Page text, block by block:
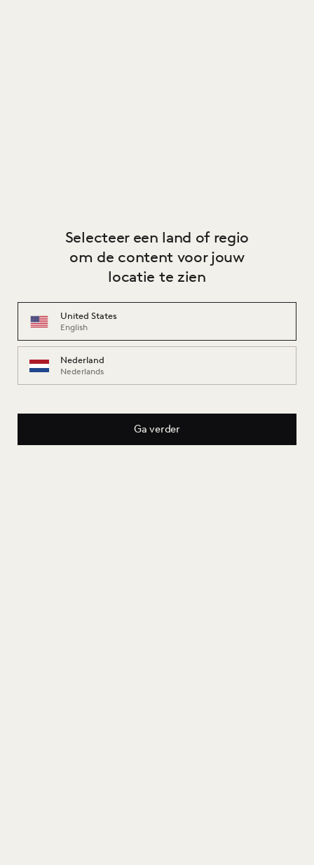
Selecteer een land of regio
om de content voor jouw
locatie te zien
United States
English
Nederland
Nederlands
Ga verder